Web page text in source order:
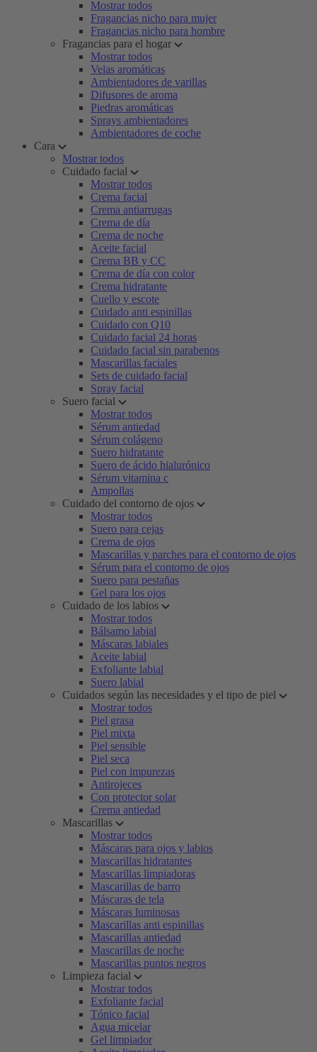
Mostrar todos
Fragancias nicho para mujer
Fragancias nicho para hombre
Fragancias para el hogar
Mostrar todos
Velas aromáticas
Ambientadores de varillas
Difusores de aroma
Piedras aromáticas
Sprays ambientadores
Ambientadores de coche
Cara
Mostrar todos
Cuidado facial
Mostrar todos
Crema facial
Crema antiarrugas
Crema de día
Crema de noche
Aceite facial
Crema BB y CC
Crema de día con color
Crema hidratante
Cuello y escote
Cuidado anti espinillas
Cuidado con Q10
Cuidado facial 24 horas
Cuidado facial sin parabenos
Mascarillas faciales
Sets de cuidado facial
Spray facial
Suero facial
Mostrar todos
Sérum antiedad
Sérum colágeno
Suero hidratante
Suero de ácido hialurónico
Sérum vitamina c
Ampollas
Cuidado del contorno de ojos
Mostrar todos
Suero para cejas
Crema de ojos
Mascarillas y parches para el contorno de ojos
Sérum para el contorno de ojos
Suero para pestañas
Gel para los ojos
Cuidado de los labios
Mostrar todos
Bálsamo labial
Máscaras labiales
Aceite labial
Exfoliante labial
Suero labial
Cuidados según las necesidades y el tipo de piel
Mostrar todos
Piel grasa
Piel mixta
Piel sensible
Piel seca
Piel con impurezas
Antirojeces
Con protector solar
Crema antiedad
Mascarillas
Mostrar todos
Máscaras para ojos y labios
Mascarillas hidratantes
Mascarillas limpiadoras
Mascarillas de barro
Máscaras de tela
Máscaras luminosas
Mascarillas anti espinillas
Mascarillas antiedad
Mascarillas de noche
Mascarillas puntos negros
Limpieza facial
Mostrar todos
Exfoliante facial
Tónico facial
Agua micelar
Gel limpiador